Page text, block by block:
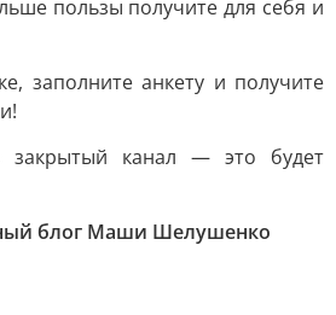
пользы получите для себя и
заполните анкету и получите
закрытый канал — это будет
блог Маши Шелушенко